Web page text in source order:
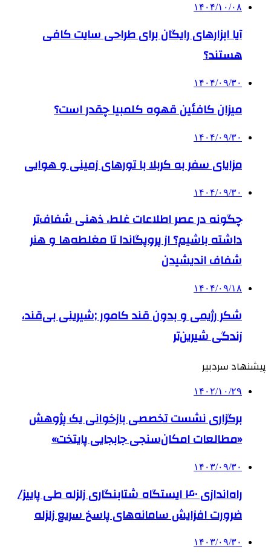
۱۴۰۴/۱۰/۰۸
آیا ابزارهای رایگان برای طراحی سایت کافی
هستند؟
۱۴۰۴/۰۹/۳۰
میزان کافئین قهوه کلمبیا چقدر است؟
۱۴۰۴/۰۹/۳۰
مزایای سفر به کربلا با تورهای زمینی و هوایی
۱۴۰۴/۰۹/۳۰
چگونه در عصر اطلاعات غلط، ذهنی شفاف‌تر
داشته باشیم؟ از پروپگاندا تا مغلطه‌ها و هنر
شفاف اندیشیدن
۱۴۰۴/۰۹/۱۸
شکر رژیمی و بدون قند کامور ;شیرینی بی‌قند،
زندگی شیرین‌تر
پیشنهاد سردبیر
۱۴۰۲/۱۰/۲۹
برگزاری نشست تخصصی بازخوانی یک پژوهش
«مطالعات امکان‌سنجی جابجایی پایتخت»
۱۴۰۳/۰۹/۳۰
راه‌اندازی ۴۰ ایستگاه شتابنگاری زلزله طی پاییز/
ضرورت افزایش سامانه‌های پاسخ سریع زلزله
۱۴۰۳/۰۹/۳۰